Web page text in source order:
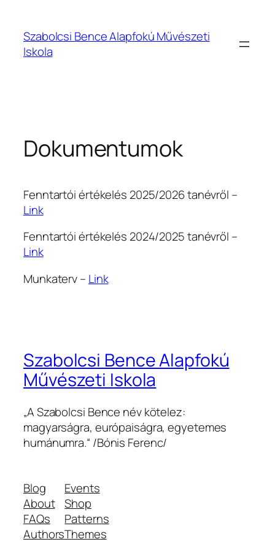
tartalomhoz
Szabolcsi Bence Alapfokú Művészeti
Iskola
Dokumentumok
Fenntartói értékelés 2025/2026 tanévről –
Link
Fenntartói értékelés 2024/2025 tanévről –
Link
Munkaterv – Link
Szabolcsi Bence Alapfokú
Művészeti Iskola
„A Szabolcsi Bence név kötelez:
magyarságra, európaiságra, egyetemes
humánumra.“ /Bónis Ferenc/
Blog
About
FAQs
Authors
Events
Shop
Patterns
Themes